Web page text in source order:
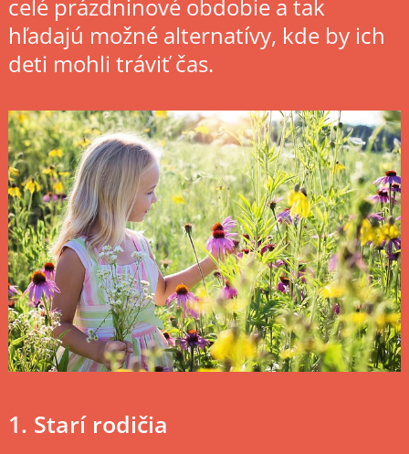
celé prázdninové obdobie a tak
hľadajú možné alternatívy, kde by ich
deti mohli tráviť čas.
1. Starí rodičia